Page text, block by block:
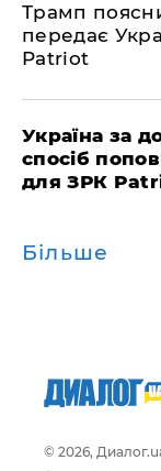
Трамп
передає
Patriot
Україна за
спосіб
для ЗРК
Більше
© 2026,